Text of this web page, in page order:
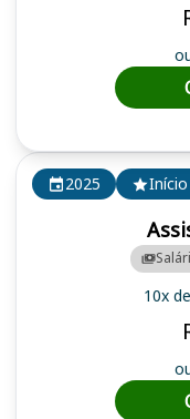
2025
10x de